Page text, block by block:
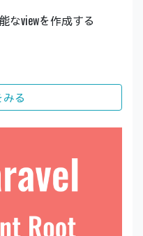
なviewを作成する
る